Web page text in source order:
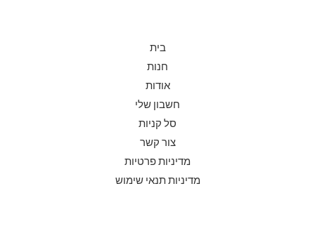
בית
חנות
אודות
חשבון שלי
סל קניות
צור קשר
מדיניות פרטיות
מדיניות תנאי שימוש